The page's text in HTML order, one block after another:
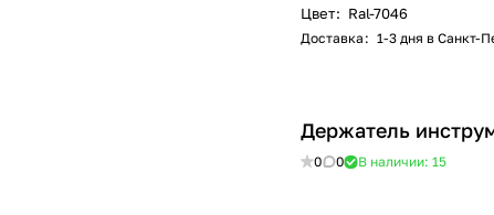
Цвет: Ral-7046
Доставка : 1-3 дня в Санкт-
Держатель
0 0 В наличии: 15